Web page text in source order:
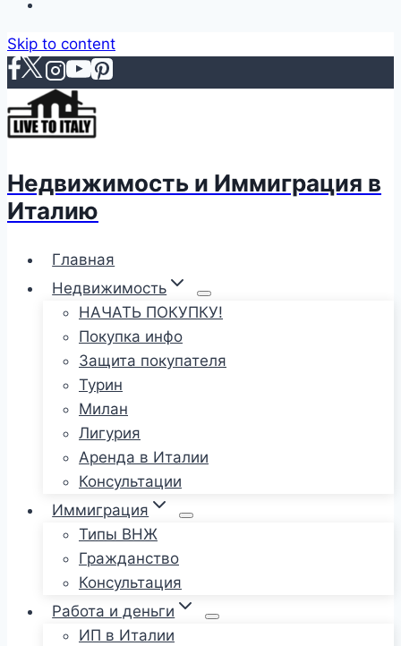
Skip to content
Недвижимость и Иммиграция в
Италию
Главная
Недвижимость
НАЧАТЬ ПОКУПКУ!
Покупка инфо
Защита покупателя
Турин
Милан
Лигурия
Аренда в Италии
Консультации
Иммиграция
Типы ВНЖ
Гражданство
Консультация
Работа и деньги
ИП в Италии